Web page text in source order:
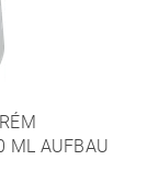
ML AUFBAU